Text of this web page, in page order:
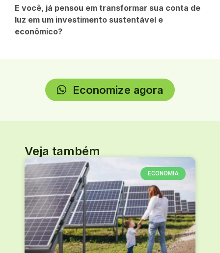
E você, já pensou em transformar sua conta de
luz em um investimento sustentável e
econômico?
Economize agora
Veja também
ECONOMIA